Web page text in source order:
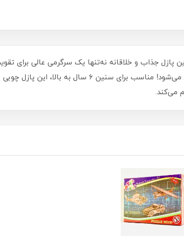
پازل جذاب و خلاقانه نه‌تنها یک سرگرمی عالی برای
بلکه پس از تکمیل شدن به یک ساعت دیواری کاربردی تبدیل
می‌کند.